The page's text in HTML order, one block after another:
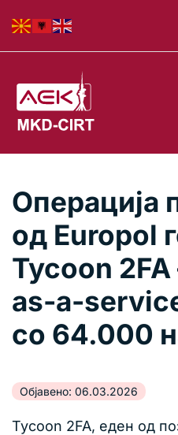
Операција
од Europol
Tycoon
as-a-
со 64.000
Објавено: 06.03.2026
Tycoon 2FA, еден од